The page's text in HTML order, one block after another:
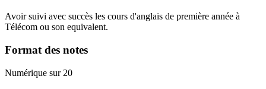
Avoir suivi avec succès les cours d'anglais de première année à
Télécom ou son equivalent.
Format des notes
Numérique sur 20